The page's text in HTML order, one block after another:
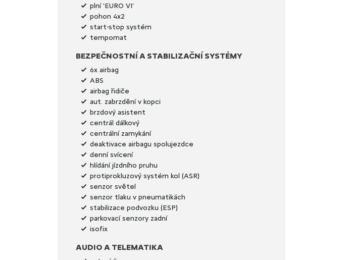
plní 'EURO VI'
pohon 4x2
start-stop systém
tempomat
BEZPEČNOSTNÍ A STABILIZAČNÍ SYSTÉMY
6x airbag
ABS
airbag řidiče
aut. zabrzdění v kopci
brzdový asistent
centrál dálkový
centrální zamykání
deaktivace airbagu spolujezdce
denní svícení
hlídání jízdního pruhu
protiprokluzový systém kol (ASR)
senzor světel
senzor tlaku v pneumatikách
stabilizace podvozku (ESP)
parkovací senzory zadní
isofix
AUDIO A TELEMATIKA